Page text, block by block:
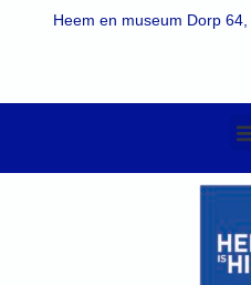
Heem en museum Dorp